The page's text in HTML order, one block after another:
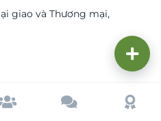
giao và Thương mại,
Cộng đồng Cố vấn Dấu